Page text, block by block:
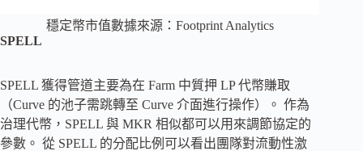
穩定幣市值數據來源：Footprint Analytics
SPELL
SPELL 獲得管道主要為在 Farm 中質押 LP 代幣賺取
（Curve 的池子需跳轉至 Curve 介面進行操作）。 作為
治理代幣，SPELL 與 MKR 相似都可以用來調節協定的
參數。 從 SPELL 的分配比例可以看出團隊對流動性激